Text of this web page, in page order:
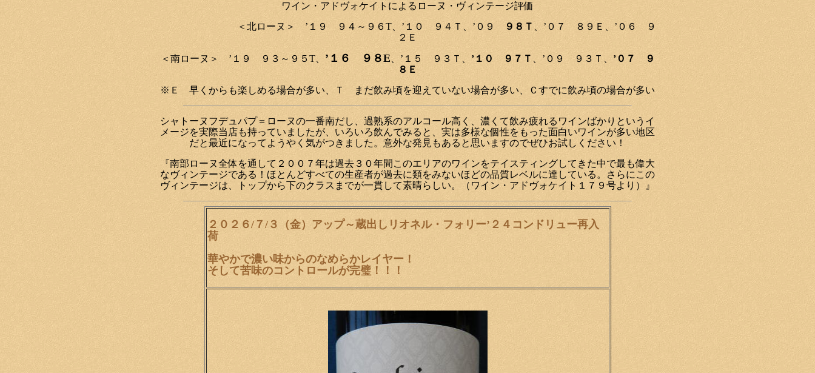
ワイン・アドヴォケイトによるローヌ・ヴィンテージ評価
＜北ローヌ＞ ’１９ ９４～９６T、’１０ ９４Ｔ、’０９
９８Ｔ 、’０７ ８９Ｅ、’０６ ９
２Ｅ
＜南ローヌ＞ ’１９ ９３～９５T、 ’１６ ９８E、’１５ ９３Ｔ、 ’１０ ９７Ｔ 、’０９ ９３Ｔ、 ’０７ ９
８Ｅ
※Ｅ 早くからも楽しめる場合が多い、Ｔ まだ飲み頃を迎えていない場合が多い、Ｃすでに飲み頃の場合が多い
シャトーヌフデュパプ＝ローヌの一番南だし、過熟系のアルコール高く、濃くて飲み疲れるワインばかりというイ
メージを実際当店も持っていましたが、いろいろ飲んでみると、実は多様な個性をもった面白いワインが多い地区
だと最近になってようやく気がつきました。意外な発見もあると思いますのでぜひお試しください！
『南部ローヌ全体を通して２００７年は過去３０年間このエリアのワインをテイスティングしてきた中で最も偉大
なヴィンテージである！ほとんどすべての生産者が過去に類をみないほどの品質レベルに達している。さらにこの
ヴィンテージは、トップから下のクラスまでが一貫して素晴らしい。（ワイン・アドヴォケイト１７９号より）』
２０２６/７/３（金）アップ～蔵出しリオネル・フォリー’２４コンドリュー再入
荷
華やかで濃い味からのなめらかレイヤー！
そして苦味のコントロールが完璧！！！